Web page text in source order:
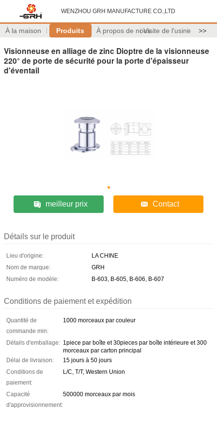
WENZHOU GRH MANUFACTURE CO.,LTD
À la maison Produits À propos de nousVisite de l'usine >>
Visionneuse en alliage de zinc Dioptre de la visionneuse
220° de porte de sécurité pour la porte d'épaisseur
d'éventail
meilleur prix Contact
Détails sur le produit
Lieu d'origine:
LA CHINE
Nom de marque:
GRH
Numéro de modèle:
B-603, B-605, B-606, B-607
Conditions de paiement et expédition
Quantité de
commande min:
1000 morceaux par couleur
Détails d'emballage: 1piece par boîte et 30pieces par boîte intérieure et 300
morceaux par carton principal
Délai de livraison:
15 jours à 50 jours
Conditions de
paiement:
L/C, T/T, Western Union
Capacité
d'approvisionnement:
500000 morceaux par mois